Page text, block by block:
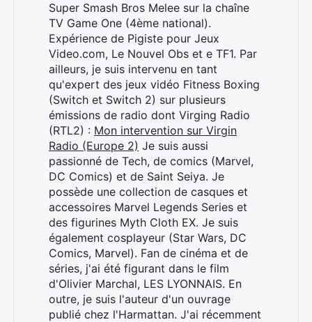
Super Smash Bros Melee sur la chaîne
TV Game One (4ème national).
Expérience de Pigiste pour Jeux
Video.com, Le Nouvel Obs et e TF1. Par
ailleurs, je suis intervenu en tant
qu'expert des jeux vidéo Fitness Boxing
(Switch et Switch 2) sur plusieurs
émissions de radio dont Virging Radio
(RTL2) : Mon intervention sur Virgin
Radio (Europe 2) Je suis aussi
passionné de Tech, de comics (Marvel,
DC Comics) et de Saint Seiya. Je
possède une collection de casques et
accessoires Marvel Legends Series et
des figurines Myth Cloth EX. Je suis
également cosplayeur (Star Wars, DC
Comics, Marvel). Fan de cinéma et de
séries, j'ai été figurant dans le film
d'Olivier Marchal, LES LYONNAIS. En
outre, je suis l'auteur d'un ouvrage
publié chez l'Harmattan. J'ai récemment
Rechercher
: